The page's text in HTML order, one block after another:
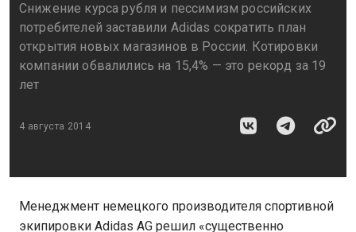
Снижение курса рубля и пессимизм российских
потребителей заставили Adidas сократить план
открытия новых магазинов в России. Котировки
компании обвалились на 15,4% — это рекорд за 19
лет
4 августа 2014
Менеджмент немецкого производителя спортивной
экипировки Adidas AG решил «существенно